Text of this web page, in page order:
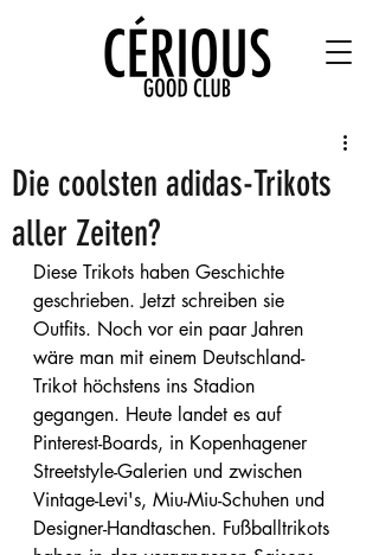
Die coolsten adidas-Trikots
aller Zeiten?
Diese Trikots haben Geschichte
geschrieben. Jetzt schreiben sie
Outfits. Noch vor ein paar Jahren
wäre man mit einem Deutschland-
Trikot höchstens ins Stadion
gegangen. Heute landet es auf
Pinterest-Boards, in Kopenhagener
Streetstyle-Galerien und zwischen
Vintage-Levi's, Miu-Miu-Schuhen und
Designer-Handtaschen. Fußballtrikots